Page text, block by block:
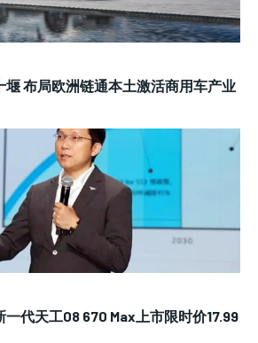
堰 布局欧洲链通本土激活商用车产业
代天工08 670 Max上市限时价17.99